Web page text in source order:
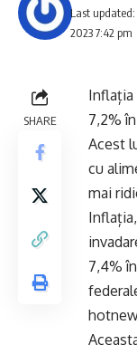
Last
2023 7:42 pm
SHARE
Inflația
7,2%
Acest
cu
mai
7,4%